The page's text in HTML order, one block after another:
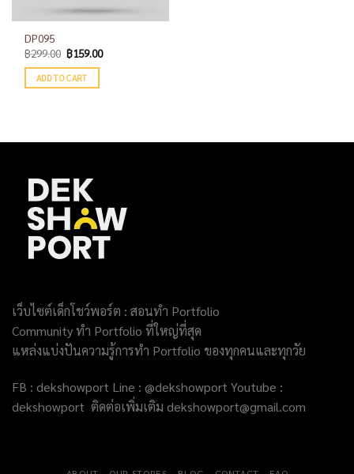
DP095
฿299.00 ฿159.00
ADD TO CART
เว็บไซต์เด็กโชว์พอร์ต : สอนทำ Portfolio
Community ทำ Portfolio ที่ใหญ่ที่สุด
แหล่งแบ่งปันความรู้การทำ Portfolio ของทุกคนและทุกวัย
FB : dekshowport Line : @dekshowport Youtube :
dekshowport ติดต่อเพิ่มเติม dekshowport@gmail.com